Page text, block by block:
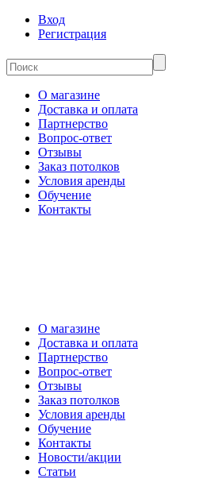
Вход
Регистрация
О магазине
Доставка и оплата
Партнерство
Вопрос-ответ
Отзывы
Заказ потолков
Условия аренды
Обучение
Контакты
О магазине
Доставка и оплата
Партнерство
Вопрос-ответ
Отзывы
Заказ потолков
Условия аренды
Обучение
Контакты
Новости/акции
Статьи